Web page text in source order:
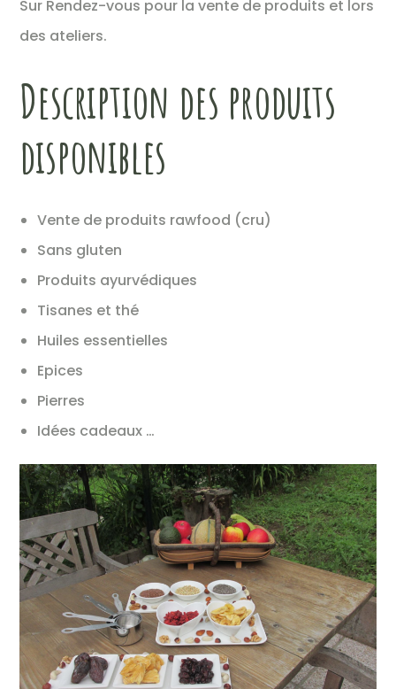
Sur Rendez-vous pour la vente de produits et lors
des ateliers.
Description des produits
disponibles
Vente de produits rawfood (cru)
Sans gluten
Produits ayurvédiques
Tisanes et thé
Huiles essentielles
Epices
Pierres
Idées cadeaux …